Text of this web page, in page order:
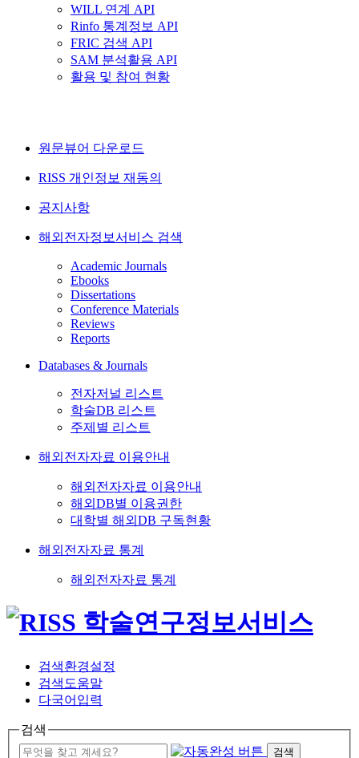
WILL 연계 API
Rinfo 통계정보 API
FRIC 검색 API
SAM 분석활용 API
활용 및 참여 현황
원문뷰어 다운로드
RISS 개인정보 재동의
공지사항
해외전자정보서비스 검색
Academic Journals
Ebooks
Dissertations
Conference Materials
Reviews
Reports
Databases & Journals
전자저널 리스트
학술DB 리스트
주제별 리스트
해외전자자료 이용안내
해외전자자료 이용안내
해외DB별 이용권한
대학별 해외DB 구독현황
해외전자자료 통계
해외전자자료 통계
검색환경설정
검색도움말
다국어입력
검색
검색